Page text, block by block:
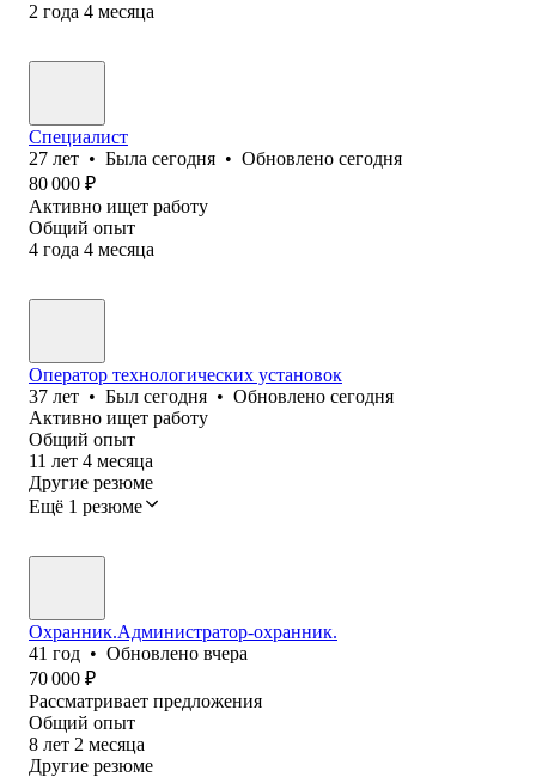
2 года 4 месяца
Специалист
27 лет • Была сегодня • Обновлено сегодня
80 000 ₽
Активно ищет работу
Общий опыт
4 года 4 месяца
Оператор технологических установок
37 лет • Был сегодня • Обновлено сегодня
Активно ищет работу
Общий опыт
11 лет 4 месяца
Другие резюме
Ещё 1 резюме
Охранник.Администратор-охранник.
41 год • Обновлено вчера
70 000 ₽
Рассматривает предложения
Общий опыт
8 лет 2 месяца
Другие резюме